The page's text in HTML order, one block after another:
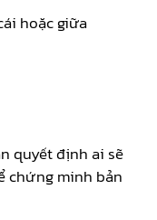
hoặc giữa
quyết định ai sẽ
chứng minh bản